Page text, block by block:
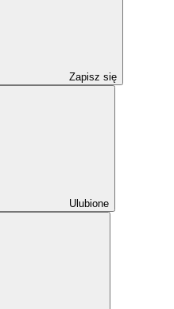
Zapisz się
Ulubione